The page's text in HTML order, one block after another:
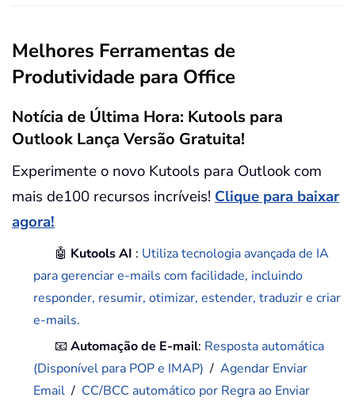
Melhores Ferramentas de
Produtividade para Office
Notícia de Última Hora: Kutools para
Outlook Lança Versão Gratuita!
Experimente o novo Kutools para Outlook com
mais de100 recursos incríveis! Clique para baixar
agora!
🤖 Kutools AI : Utiliza tecnologia avançada de IA
para gerenciar e-mails com facilidade, incluindo
responder, resumir, otimizar, estender, traduzir e criar
e-mails.
📧Automação de E-mail: Resposta automática
(Disponível para POP e IMAP) /Agendar Enviar
Email / CC/BCC automático por Regra ao Enviar